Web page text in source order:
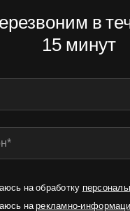
в
15 минут
на обработку
нарекламно-